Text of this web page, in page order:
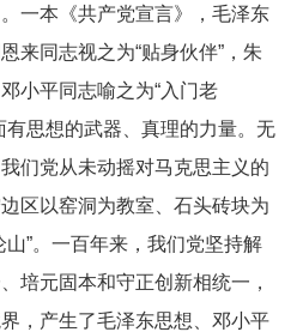
本《共产党宣言》，毛泽东
来同志视之为“贴身伙伴”，朱
小平同志喻之为“入门老
思想的武器、真理的力量。无
们党从未动摇对马克思主义的
区以窑洞为教室、石头砖块为
”。一百年来，我们党坚持解
培元固本和守正创新相统一，
，产生了毛泽东思想、邓小平